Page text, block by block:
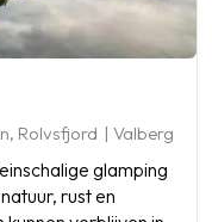
Rolvsfjord Valberg
glamping
rust en